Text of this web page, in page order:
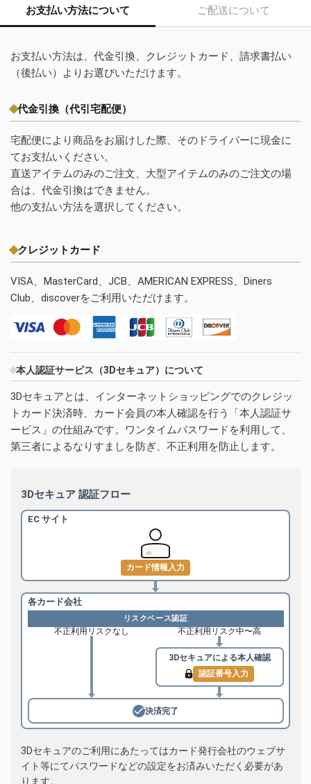
お支払い方法について ご配送について
お支払い方法は、代金引換、クレジットカード、請求書払い
（後払い）よりお選びいただけます。
代金引換（代引宅配便）
宅配便により商品をお届けした際、そのドライバーに現金に
てお支払いください。
直送アイテムのみのご注文、大型アイテムのみのご注文の場
合は、代金引換はできません。
他の支払い方法を選択してください。
クレジットカード
VISA、MasterCard、JCB、AMERICAN EXPRESS、Diners
Club、discoverをご利用いただけます。
本人認証サービス（3Dセキュア）について
3Dセキュアとは、インターネットショッピングでのクレジッ
トカード決済時、カード会員の本人確認を行う「本人認証サ
ービス」の仕組みです。ワンタイムパスワードを利用して、
第三者によるなりすましを防ぎ、不正利用を防止します。
3Dセキュア 認証フロー
EC サイト
カード情報入力
各カード会社
リスクベース認証
不正利用リスクなし 不正利用リスク中〜高
3Dセキュアによる本人確認
認証番号入力
決済完了
3Dセキュアのご利用にあたってはカード発行会社のウェブサ
イト等にてパスワードなどの設定をお済みいただく必要があ
ります。